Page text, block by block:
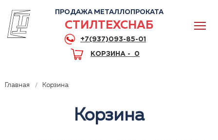
ПРОДАЖА МЕТАЛЛОПРОКАТА
СТИЛТЕХСНАБ
+7(937)093-85-01
КОРЗИНА - 0
Главная Корзина
Корзина